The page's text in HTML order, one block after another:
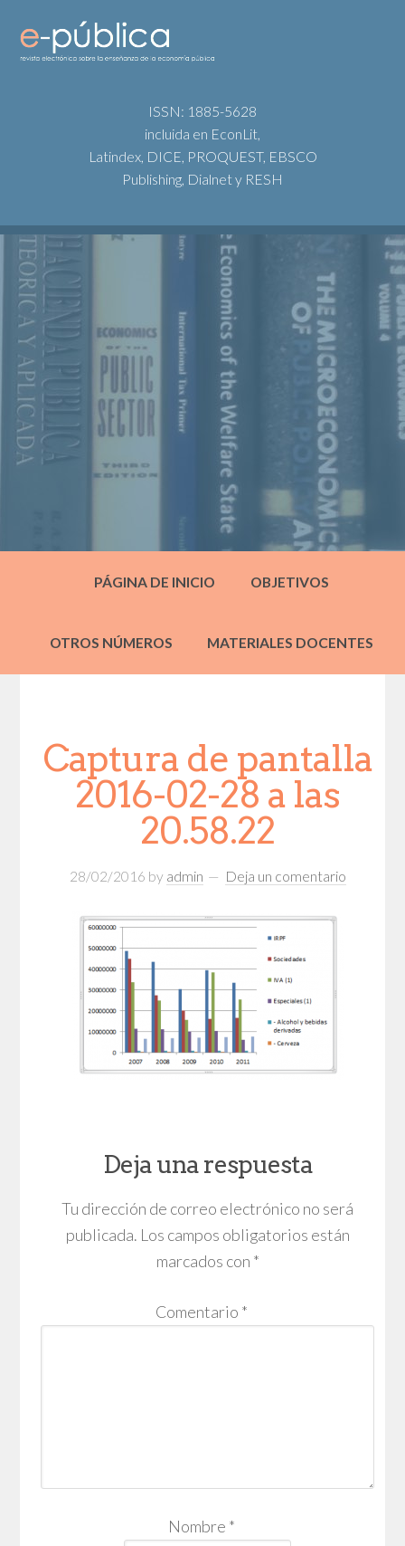
ISSN: 1885-5628
incluida en EconLit,
Latindex, DICE, PROQUEST, EBSCO
Publishing, Dialnet y RESH
PÁGINA DE INICIO OBJETIVOS
OTROS NÚMEROS MATERIALES DOCENTES
Captura de pantalla
2016-02-28 a las
20.58.22
28/02/2016 by admin Deja un comentario
Deja una respuesta
Tu dirección de correo electrónico no será
publicada. Los campos obligatorios están
marcados con *
Comentario *
Nombre *